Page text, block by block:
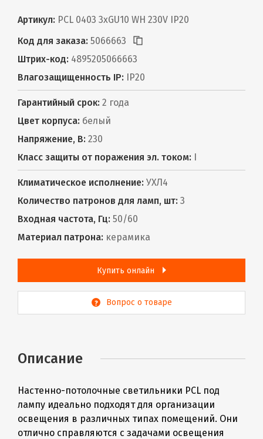
Артикул: PCL 0403 3xGU10 WH 230V IP20
Код для заказа: 5066663
Штрих-код: 4895205066663
Влагозащищенность IP: IP20
Гарантийный срок: 2 года
Цвет корпуса: белый
Напряжение, В: 230
Класс защиты от поражения эл. током: I
Климатическое исполнение: УХЛ4
Количество патронов для ламп, шт: 3
Входная частота, Гц: 50/60
Материал патрона: керамика
Купить онлайн
Вопрос о товаре
Описание
Настенно-потолочные светильники PCL под
лампу идеально подходят для организации
освещения в различных типах помещений. Они
отлично справляются с задачами освещения